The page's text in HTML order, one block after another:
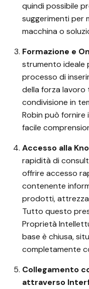
quindi possibile
suggerimenti per
macchina o
Formazione e
strumento ideale
processo di
della forza lavoro
condivisione in
Robin può
facile
Accesso alla
rapidità di
offrire accesso
contenente
prodotti,
Tutto questo
Proprietà
base è chiusa,
completamente
Collegamento
attraverso